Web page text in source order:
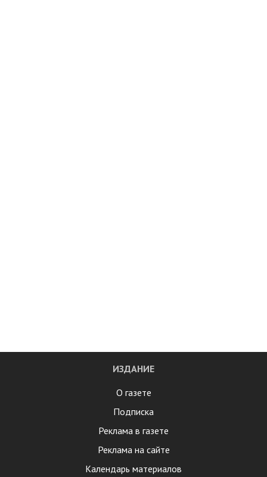
ИЗДАНИЕ
О газете
Подписка
Реклама в газете
Реклама на сайте
Календарь материалов